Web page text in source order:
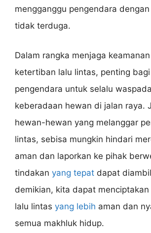
mengganggu pengendara
tidak terduga.
Dalam rangka menjaga
ketertiban lalu lintas, penting
pengendara untuk selalu
keberadaan hewan di jalan raya.
hewan-hewan yang melanggar
lintas, sebisa mungkin hindari
aman dan laporkan ke pihak
tindakan yang tepat dapat
demikian, kita dapat menciptakan
lalu lintas yang lebih aman dan
semua makhluk hidup.